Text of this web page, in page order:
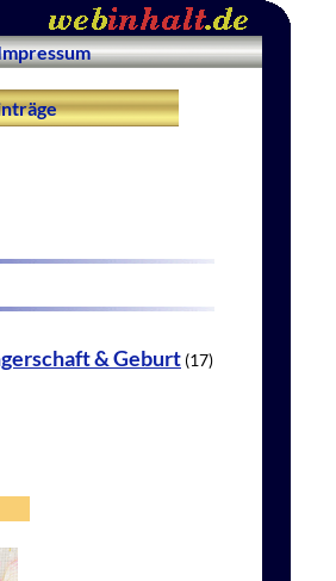
& Geburt (17)